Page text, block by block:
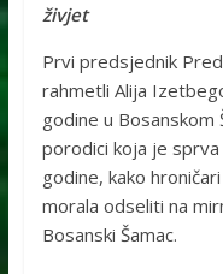
živjet
Prvi predsjednik
rahmetli Alija
godine u Bosanskom
porodici koja je
godine, kako
morala odseliti na
Bosanski Šamac.